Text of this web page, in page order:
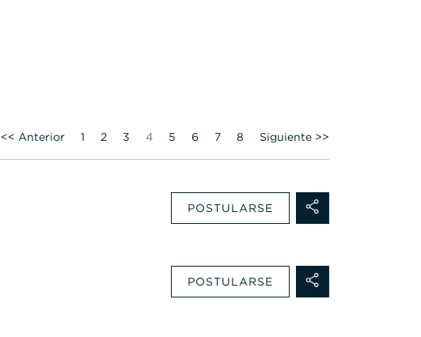
<< Anterior 1 2 3 Página
4 5 6 7 8 Siguiente >>
POSTULARSE
POSTULARSE